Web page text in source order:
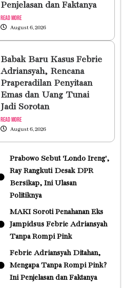
Penjelasan dan Faktanya
Read More
August 6, 2026
Babak Baru Kasus Febrie
Adriansyah, Rencana
Praperadilan Penyitaan
Emas dan Uang Tunai
Jadi Sorotan
Read More
August 6, 2026
Prabowo Sebut 'Londo Ireng',
Ray Rangkuti Desak DPR
Bersikap, Ini Ulasan
Politiknya
MAKI Soroti Penahanan Eks
Jampidsus Febrie Adriansyah
Tanpa Rompi Pink
Febrie Adriansyah Ditahan,
Mengapa Tanpa Rompi Pink?
Ini Penjelasan dan Faktanya